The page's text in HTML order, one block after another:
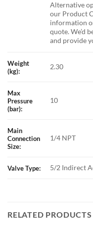
Alternative
our Product
information
quote. We’d
and provide
Weight
(kg):
2.30
Max
Pressure
(bar):
10
Main
Connection
Size:
1/4 NPT
Valve Type: 5/2 Indirect
RELATED PRODUCTS